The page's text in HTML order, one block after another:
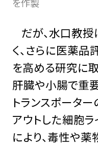
だが、水口教
く、さらに医薬
を高める研究に
肝臓や小腸で重
トランスポータ
アウトした細胞
により、毒性や